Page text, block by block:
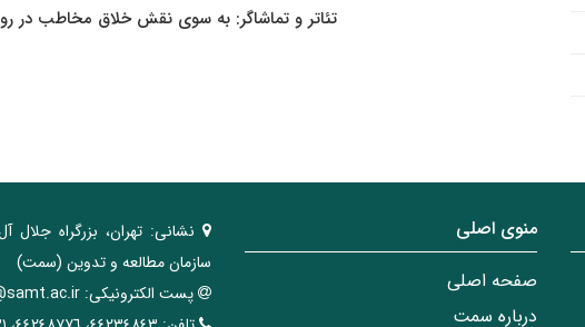
تئاتر و تماشاگر: به سوی نقش خلاق مخاطب در
منوی اصلی
صفحه اصلی
درباره سمت
نشانی: تهران، ‌بزرگراه ‌جلال
سازمان مطالعه و تدوین‌ (سمت)
پست الکترونیکی: